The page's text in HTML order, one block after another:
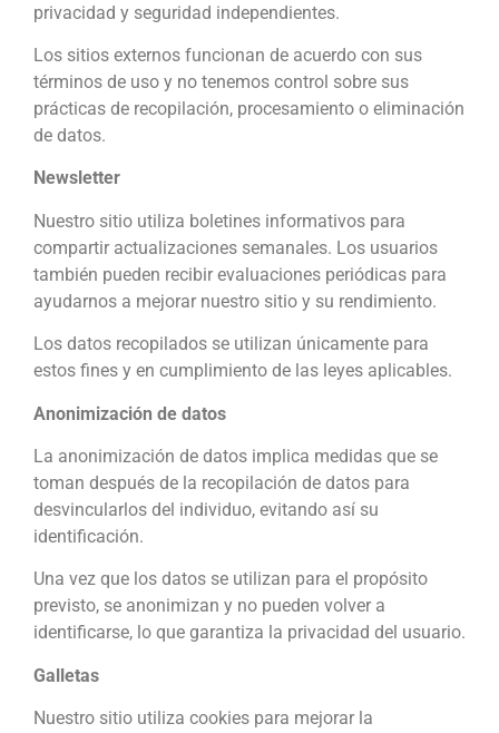
privacidad y seguridad independientes.
Los sitios externos funcionan de acuerdo con sus
términos de uso y no tenemos control sobre sus
prácticas de recopilación, procesamiento o eliminación
de datos.
Newsletter
Nuestro sitio utiliza boletines informativos para
compartir actualizaciones semanales. Los usuarios
también pueden recibir evaluaciones periódicas para
ayudarnos a mejorar nuestro sitio y su rendimiento.
Los datos recopilados se utilizan únicamente para
estos fines y en cumplimiento de las leyes aplicables.
Anonimización de datos
La anonimización de datos implica medidas que se
toman después de la recopilación de datos para
desvincularlos del individuo, evitando así su
identificación.
Una vez que los datos se utilizan para el propósito
previsto, se anonimizan y no pueden volver a
identificarse, lo que garantiza la privacidad del usuario.
Galletas
Nuestro sitio utiliza cookies para mejorar la